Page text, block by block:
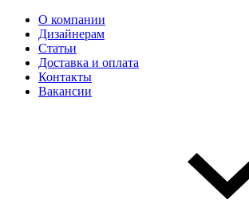
О компании
Дизайнерам
Статьи
Доставка и оплата
Контакты
Вакансии